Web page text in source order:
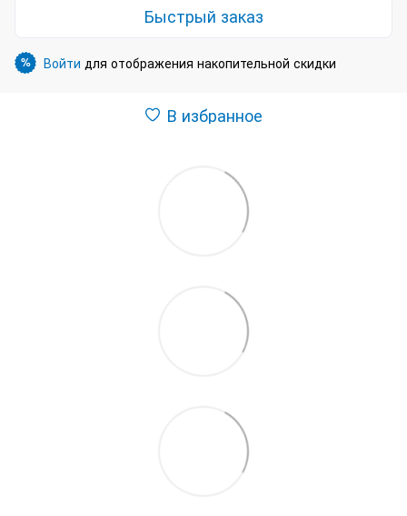
Быстрый заказ
% Войти для отображения накопительной скидки
В избранное